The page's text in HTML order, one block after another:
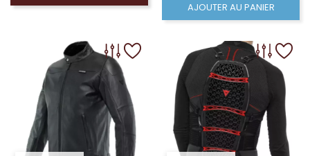
AJOUTER AU PANIER